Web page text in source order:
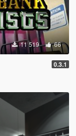
11 519 66
0.3.1